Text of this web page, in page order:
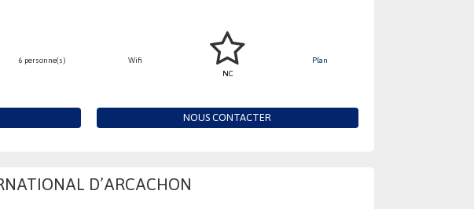
6 personne(s)
Wifi
NC
Plan
NOUS CONTACTER
D’ARCACHON